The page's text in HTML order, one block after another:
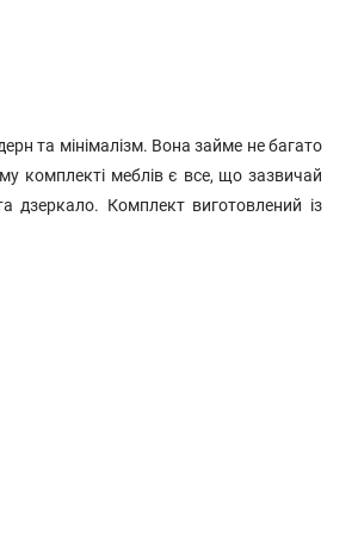
та мінімалізм. Вона займе не багато
комплекті меблів є все, що зазвичай
дзеркало. Комплект виготовлений із